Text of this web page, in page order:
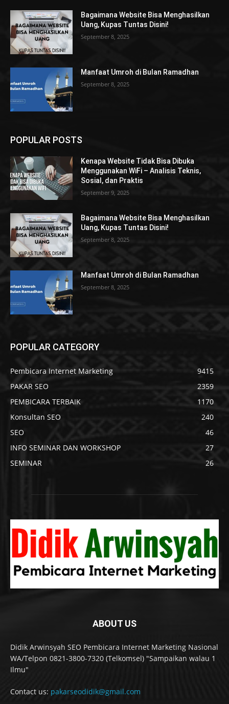
Bagaimana Website Bisa Menghasilkan
Uang, Kupas Tuntas Disini!
September 8, 2025
Manfaat Umroh di Bulan Ramadhan
September 8, 2025
POPULAR POSTS
Kenapa Website Tidak Bisa Dibuka
Menggunakan WiFi – Analisis Teknis,
Sosial, dan Praktis
September 9, 2025
Bagaimana Website Bisa Menghasilkan
Uang, Kupas Tuntas Disini!
September 8, 2025
Manfaat Umroh di Bulan Ramadhan
September 8, 2025
POPULAR CATEGORY
Pembicara Internet Marketing
9415
PAKAR SEO
2359
PEMBICARA TERBAIK
1170
Konsultan SEO
240
SEO
46
INFO SEMINAR DAN WORKSHOP
27
SEMINAR
26
ABOUT US
Didik Arwinsyah SEO Pembicara Internet Marketing Nasional
WA/Telpon 0821-3800-7320 (Telkomsel) "Sampaikan walau 1
Ilmu"
Contact us: pakarseodidik@gmail.com